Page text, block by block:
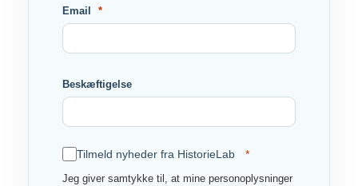
Email
Beskæftigelse
Tilmeld nyheder fra HistorieLab
Jeg giver samtykke til, at mine personoplysninger